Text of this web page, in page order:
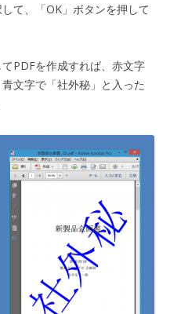
て、「OK」ボタンを押して
PDFを作成すれば、赤文字
文字で「社外秘」と入った